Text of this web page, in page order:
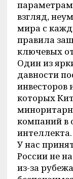
взгляд,
мира с
правила
ключевых
Один из
давности
инвесторов
которых
компаний в
интеллекта.
У нас
России не
из-за